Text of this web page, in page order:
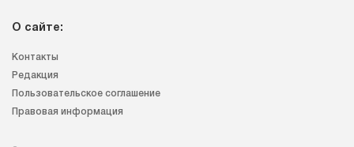
О сайте:
Контакты
Редакция
Пользовательское соглашение
Правовая информация